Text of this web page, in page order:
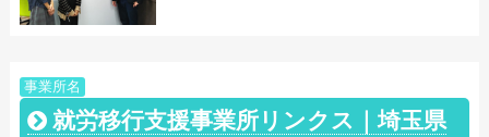
事業所名
就労移行支援事業所リンクス｜埼玉県